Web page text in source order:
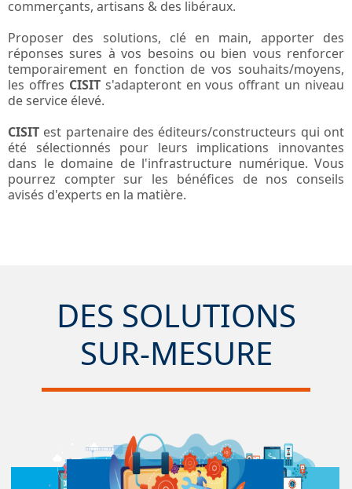
commerçants, artisans & des libéraux.
Proposer des solutions, clé en main, apporter des
réponses sures à vos besoins ou bien vous renforcer
temporairement en fonction de vos souhaits/moyens,
les offres CISITs'adapteront en vous offrant un niveau
de service élevé.
CISIT est partenaire des éditeurs/constructeurs qui ont
été sélectionnés pour leurs implications innovantes
dans le domaine de l'infrastructure numérique. Vous
pourrez compter sur les bénéfices de nos conseils
avisés d'experts en la matière.
DES SOLUTIONS
SUR-MESURE